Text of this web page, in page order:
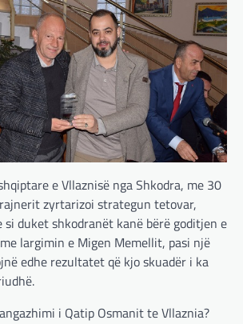
e Vllaznisë nga Shkodra, me 30
zyrtarizoi strategun tetovar,
si duket shkodranët kanë bërë goditjen e
largimin e Migen Memellit, pasi një
edhe rezultatet që kjo skuadër i ka
i Qatip Osmanit te Vllaznia?